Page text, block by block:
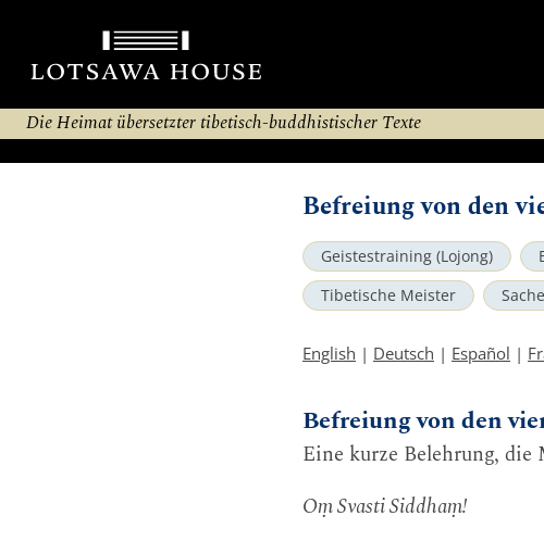
Die Heimat übersetzter tibetisch-buddhistischer Texte
Befreiung von den
Geistestraining (Lojong)
Tibetische Meister
English | Deutsch | Español |
Befreiung von den
Eine kurze Belehrung,
Oṃ Svasti Siddhaṃ!